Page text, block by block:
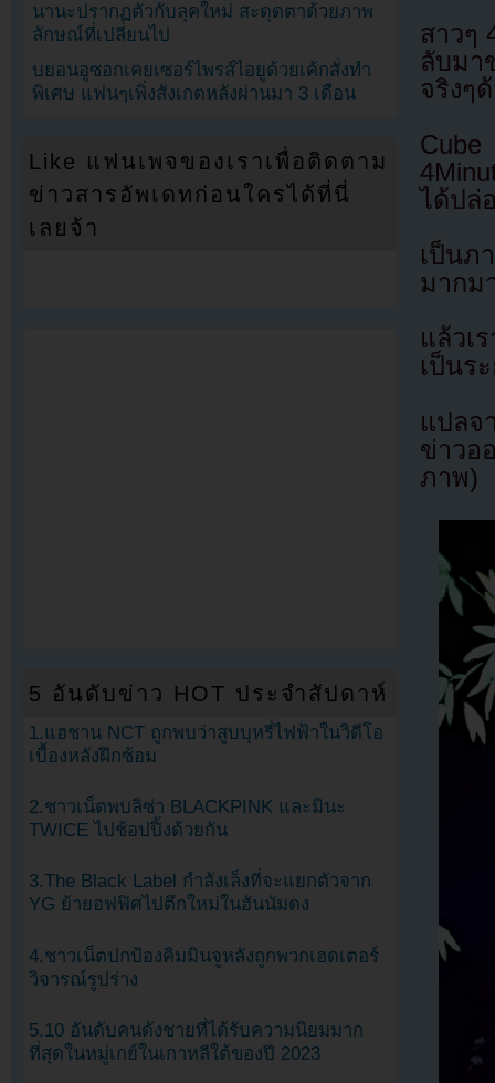
สาวๆ
ลับมา
จริงๆ
ได้ปล่
เป็นภ
มากม
แล้วเ
เป็นร
แปลจ
ข่าวอ
ภาพ)
นานะปรากฏตัวกับลุคใหม่ สะดุดตาด้วยภาพ
ลักษณ์ที่เปลี่ยนไป
บยอนอูซอกเคยเซอร์ไพรส์ไอยูด้วยเค้กสั่งทำ
พิเศษ แฟนๆเพิ่งสังเกตหลังผ่านมา 3 เดือน
Like แฟนเพจของเราเพื่อติดตาม
ข่าวสารอัพเดทก่อนใครได้ที่นี่
เลยจ้า
5 อันดับข่าว HOT ประจำสัปดาห์
1.แฮชาน NCT ถูกพบว่าสูบบุหรี่ไฟฟ้าในวิดีโอ
เบื้องหลังฝึกซ้อม
2.ชาวเน็ตพบลิซ่า BLACKPINK และมินะ
TWICE ไปช้อปปิ้งด้วยกัน
3.The Black Label กำลังเล็งที่จะแยกตัวจาก
YG ย้ายอฟฟิศไปตึกใหม่ในฮันนัมดง
4.ชาวเน็ตปกป้องคิมมินจูหลังถูกพวกเฮดเตอร์
วิจารณ์รูปร่าง
5.10 อันดับคนดังชายที่ได้รับความนิยมมาก
ที่สุดในหมู่เกย์ในเกาหลีใต้ของปี 2023